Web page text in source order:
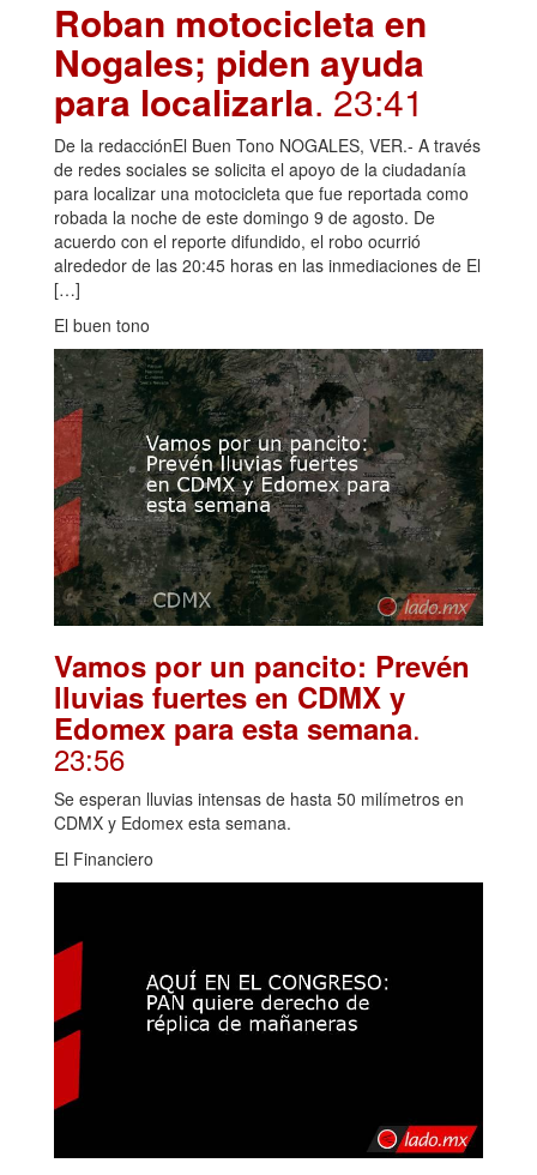
Roban motocicleta en
Nogales; piden ayuda
para localizarla. 23:41
De la redacciónEl Buen Tono NOGALES, VER.- A través
de redes sociales se solicita el apoyo de la ciudadanía
para localizar una motocicleta que fue reportada como
robada la noche de este domingo 9 de agosto. De
acuerdo con el reporte difundido, el robo ocurrió
alrededor de las 20:45 horas en las inmediaciones de El
[…]
El buen tono
Vamos por un pancito: Prevén
lluvias fuertes en CDMX y
Edomex para esta semana.
23:56
Se esperan lluvias intensas de hasta 50 milímetros en
CDMX y Edomex esta semana.
El Financiero